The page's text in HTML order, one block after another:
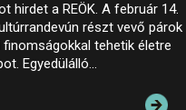
hirdet a REÖK. A február 14.
részt vevő párok
tehetik életre
Egyedülálló…